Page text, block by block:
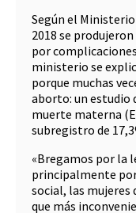
Según el
2018 se
por
ministerio se
porque muchas
aborto: un estudio
muerte materna
subregistro de
«Bregamos por la
principalmente
social, las mujeres
que más